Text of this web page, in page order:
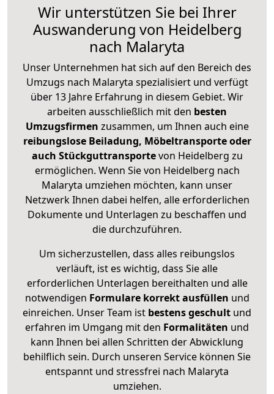
Wir unterstützen Sie bei Ihrer
Auswanderung von Heidelberg
nach Malaryta
Unser Unternehmen hat sich auf den Bereich des
Umzugs nach Malaryta spezialisiert und verfügt
über 13 Jahre Erfahrung in diesem Gebiet. Wir
arbeiten ausschließlich mit den besten
Umzugsfirmen zusammen, um Ihnen auch eine
reibungslose Beiladung, Möbeltransporte oder
auch Stückguttransportevon Heidelberg zu
ermöglichen. Wenn Sie von Heidelberg nach
Malaryta umziehen möchten, kann unser
Netzwerk Ihnen dabei helfen, alle erforderlichen
Dokumente und Unterlagen zu beschaffen und
die durchzuführen.
Um sicherzustellen, dass alles reibungslos
verläuft, ist es wichtig, dass Sie alle
erforderlichen Unterlagen bereithalten und alle
notwendigen Formulare korrekt ausfüllen und
einreichen. Unser Team ist bestens geschult und
erfahren im Umgang mit den Formalitäten und
kann Ihnen bei allen Schritten der Abwicklung
behilflich sein. Durch unseren Service können Sie
entspannt und stressfrei nach Malaryta
umziehen.